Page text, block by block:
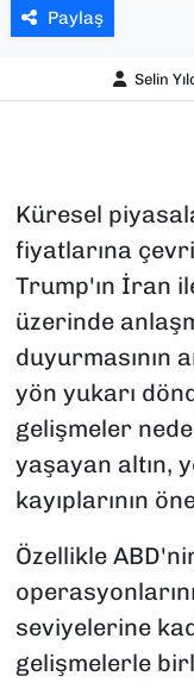
Paylaş
Selin
Küresel
fiyatlarına
Trump'ın İran
üzerinde
duyurmasının
yön yukarı
gelişmeler
yaşayan altın,
kayıplarının
Özellikle
seviyelerine
gelişmelerle